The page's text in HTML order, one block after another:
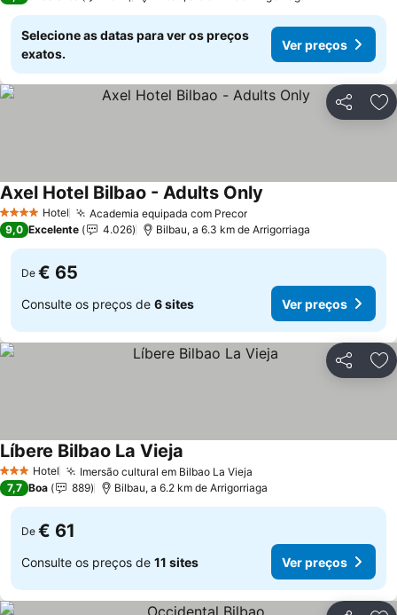
Selecione as datas para ver os preços
exatos.
Ver preços
Partilhar
4 EstrelasHotel Academia equipada com PrecorVer preços
Axel Hotel Bilbao - Adults Only
9,0 Excelente 4.026 Bilbau, a 6.3 km de Arrigorriaga
De € 65
Consulte os preços de 6 sites Ver preços
Partilhar
3 EstrelasHotel Imersão cultural em Bilbao La Vieja
Líbere Bilbao La Vieja
7,7 Boa 889 Bilbau, a 6.2 km de Arrigorriaga
De € 61
Consulte os preços de 11 sites Ver preços